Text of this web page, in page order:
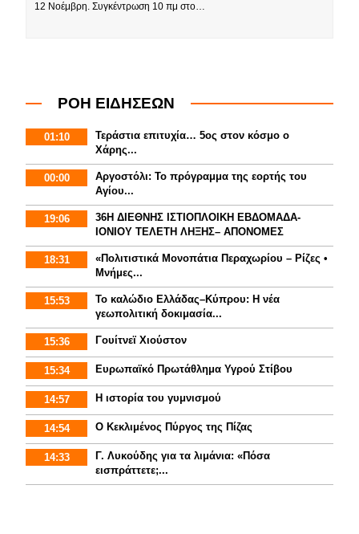
12 Νοέμβρη. Συγκέντρωση 10 πμ στο…
ΡΟΗ ΕΙΔΗΣΕΩΝ
01:10
Τεράστια επιτυχία… 5ος στον κόσμο ο
Χάρης...
00:00
Αργοστόλι: Το πρόγραμμα της εορτής του
Αγίου...
19:06
36Η ΔΙΕΘΝΗΣ ΙΣΤΙΟΠΛΟΙΚΗ ΕΒΔΟΜΑΔΑ-
ΙΟΝΙΟΥ ΤΕΛΕΤΗ ΛΗΞΗΣ– ΑΠΟΝΟΜΕΣ
18:31
«Πολιτιστικά Μονοπάτια Περαχωρίου – Ρίζες •
Μνήμες...
15:53
Το καλώδιο Ελλάδας–Κύπρου: Η νέα
γεωπολιτική δοκιμασία...
15:36 Γουίτνεϊ Χιούστον
15:34 Ευρωπαϊκό Πρωτάθλημα Υγρού Στίβου
14:57 Η ιστορία του γυμνισμoύ
14:54 Ο Κεκλιμένος Πύργος της Πίζας
14:33
Γ. Λυκούδης για τα λιμάνια: «Πόσα
εισπράττετε;...